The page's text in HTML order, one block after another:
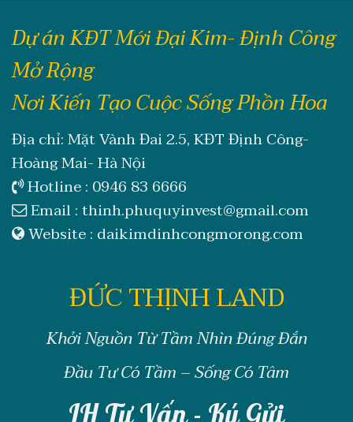
Dự án KĐT Mới Đại Kim- Định Công
Mở Rộng
Nơi Kiến Tạo Cuộc Sống Phồn Hoa
Địa chỉ: Mặt Vành Đai 2.5, KĐT Định Công-
Hoàng Mai- Hà Nội
Hotline : 0946 83 6666
Email :thinh.phuquyinvest@gmail.com
Website : daikimdinhcongmorong.com
ĐỨC THỊNH LAND
Khởi Nguồn Từ Tầm Nhìn Đúng Đắn
Đầu Tư Có Tầm – Sống Có Tâm